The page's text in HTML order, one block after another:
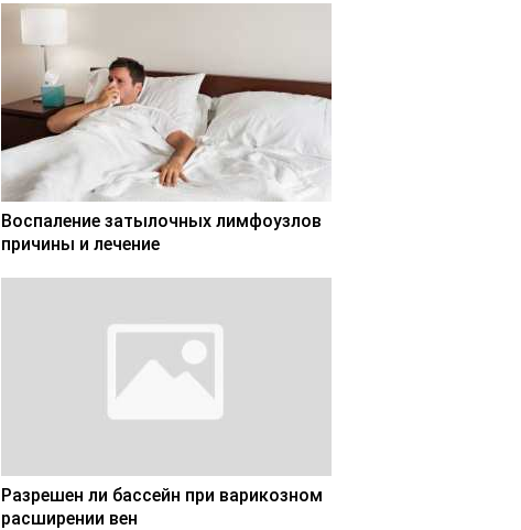
Воспаление затылочных лимфоузлов
причины и лечение
Разрешен ли бассейн при варикозном
расширении вен